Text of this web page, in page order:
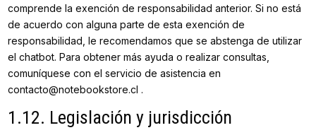
comprende la exención de responsabilidad anterior. Si no está
de acuerdo con alguna parte de esta exención de
responsabilidad, le recomendamos que se abstenga de utilizar
el chatbot. Para obtener más ayuda o realizar consultas,
comuníquese con el servicio de asistencia en
contacto@notebookstore.cl .
1.12. Legislación y jurisdicción